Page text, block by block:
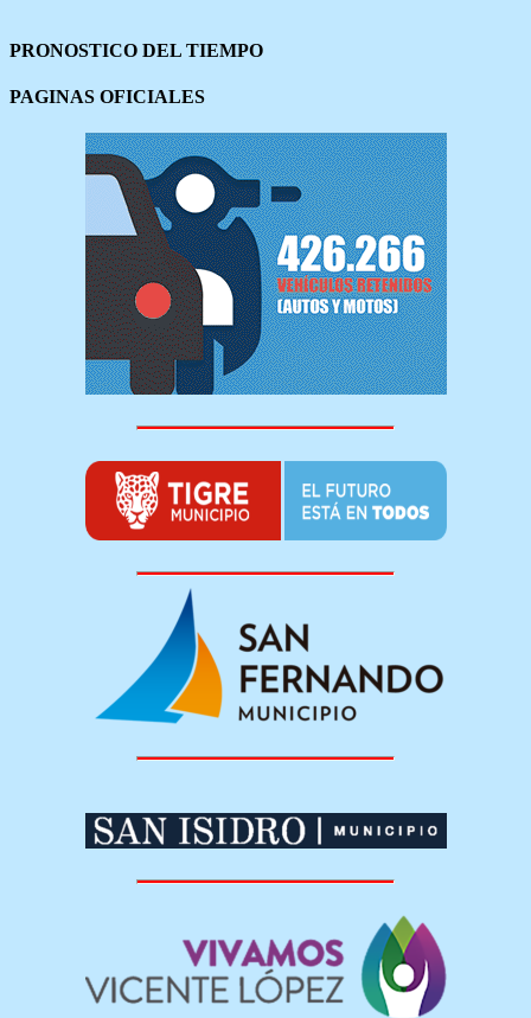
PRONOSTICO DEL TIEMPO
PAGINAS OFICIALES